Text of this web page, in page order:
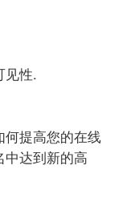
见性.
何提高您的在线
中达到新的高